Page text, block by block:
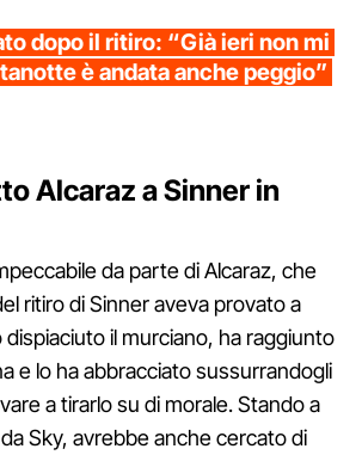
dopo il ritiro: “Già ieri non mi
è andata anche peggio”
Alcaraz a Sinner in
da parte di Alcaraz, che
ritiro di Sinner aveva provato a
il murciano, ha raggiunto
e lo ha abbracciato sussurrandogli
a tirarlo su di morale. Stando a
Sky, avrebbe anche cercato di